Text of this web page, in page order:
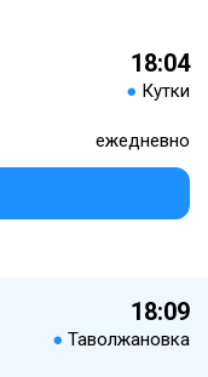
18:04
● Кутки
ежедневно
18:09
● Таволжановка